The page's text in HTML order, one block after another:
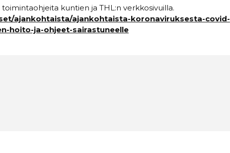
kuntien ja THL:n verkkosivuilla.
ajankohtaista/ajankohtaista-koronaviruksesta-covid-
hoito-ja-ohjeet-sairastuneelle